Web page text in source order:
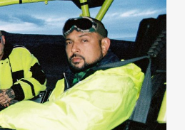
Home
Cover Story